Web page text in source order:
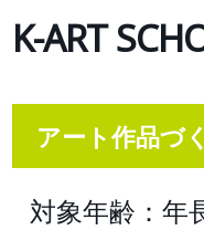
K-ART
アート作品づ
対象年齢：年